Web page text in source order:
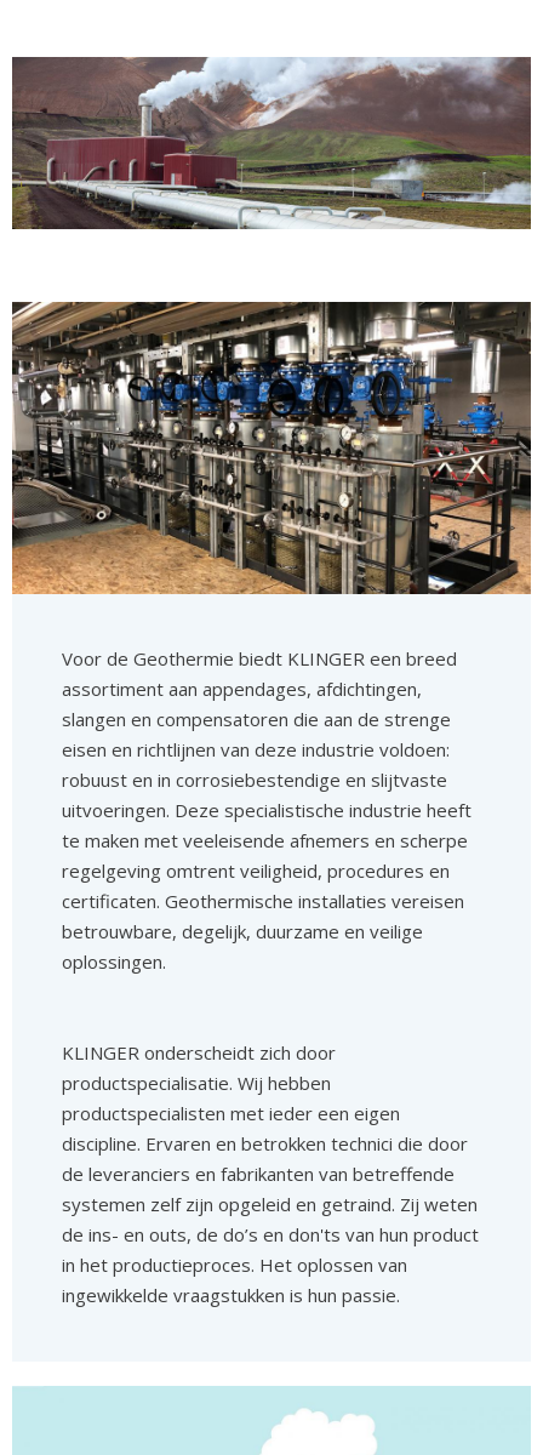
Voor de Geothermie biedt KLINGER een breed
assortiment aan appendages, afdichtingen,
slangen en compensatoren die aan de strenge
eisen en richtlijnen van deze industrie voldoen:
robuust en in corrosiebestendige en slijtvaste
uitvoeringen. Deze specialistische industrie heeft
te maken met veeleisende afnemers en scherpe
regelgeving omtrent veiligheid, procedures en
certificaten. Geothermische installaties vereisen
betrouwbare, degelijk, duurzame en veilige
oplossingen.
KLINGER onderscheidt zich door
productspecialisatie. Wij hebben
productspecialisten met ieder een eigen
discipline. Ervaren en betrokken technici die door
de leveranciers en fabrikanten van betreffende
systemen zelf zijn opgeleid en getraind. Zij weten
de ins- en outs, de do’s en don'ts van hun product
in het productieproces. Het oplossen van
ingewikkelde vraagstukken is hun passie.